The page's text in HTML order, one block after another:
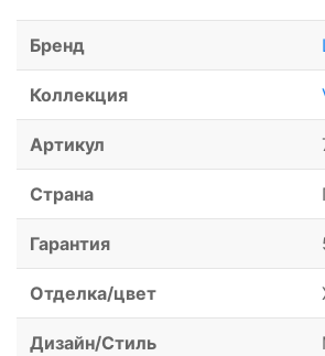
Бренд
Коллекция
Артикул
Страна
Гарантия
Отделка/цвет
Дизайн/Стиль